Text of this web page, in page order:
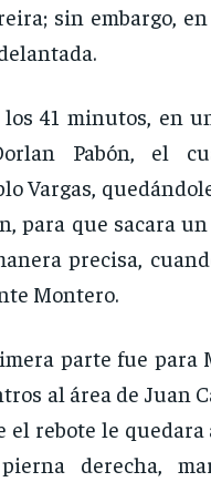
sin embargo,
41 minutos, en
Pabón, el
Vargas,
para que sacara
precisa,
Montero.
parte fue para
al área de Juan
rebote le quedara
derecha,